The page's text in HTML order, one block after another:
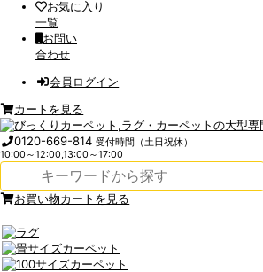
お気に入り
一覧
お問い
合わせ
会員ログイン
カートを見る
0120-669-814受付時間（土日祝休）
10:00～12:00,13:00～17:00
お買い物カートを見る